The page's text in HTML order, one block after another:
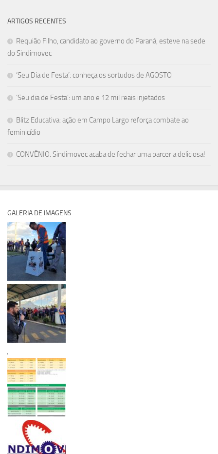
ARTIGOS RECENTES
Requião Filho, candidato ao governo do Paraná, esteve na sede
do Sindimovec
‘Seu Dia de Festa’: conheça os sortudos de AGOSTO
‘Seu dia de Festa’: um ano e 12 mil reais injetados
Blitz Educativa: ação em Campo Largo reforça combate ao
feminicídio
CONVÊNIO: Sindimovec acaba de fechar uma parceria deliciosa!
GALERIA DE IMAGENS